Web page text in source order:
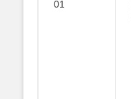
01